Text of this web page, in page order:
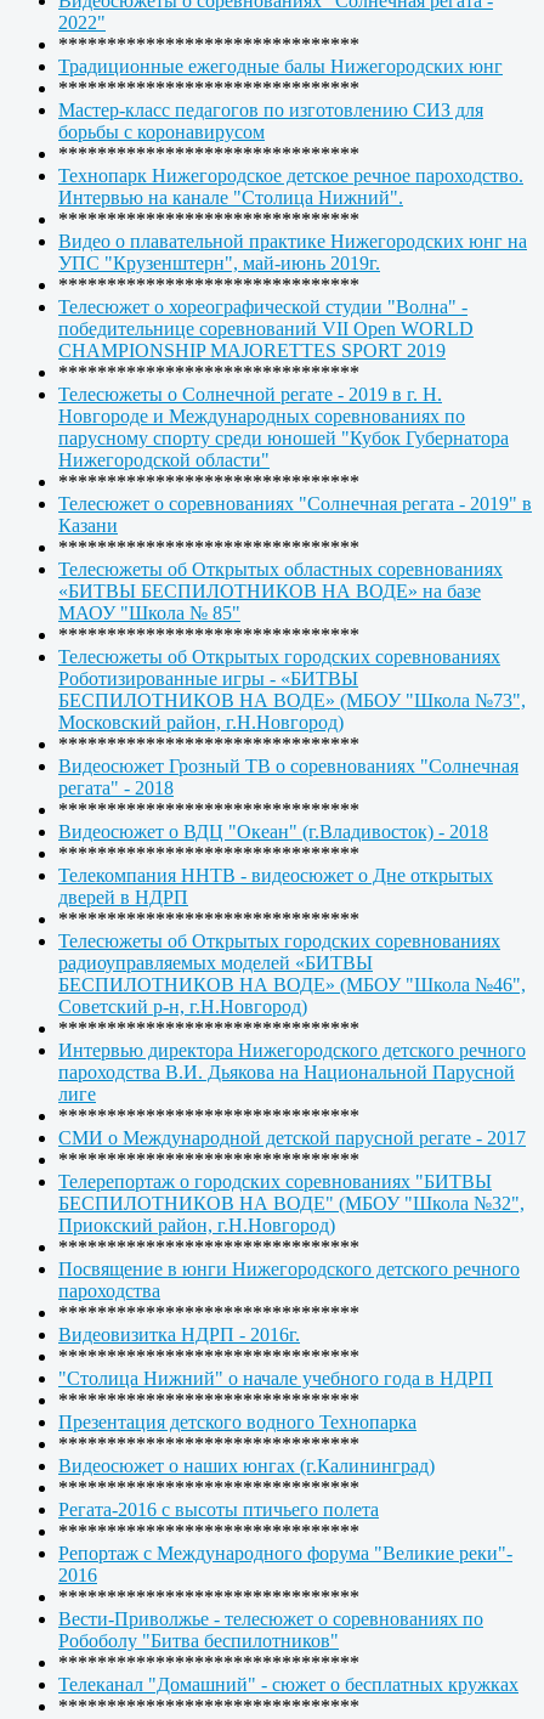
2022"
*******************************
Традиционные ежегодные балы Нижегородских юнг
*******************************
Мастер-класс педагогов по изготовлению СИЗ для
борьбы с коронавирусом
*******************************
Технопарк Нижегородское детское речное пароходство.
Интервью на канале "Столица Нижний".
*******************************
Видео о плавательной практике Нижегородских юнг на
УПС "Крузенштерн", май-июнь 2019г.
*******************************
Телесюжет о хореографической студии "Волна" -
победительнице соревнований VII Open WORLD
CHAMPIONSHIP MAJORETTES SPORT 2019
*******************************
Телесюжеты о Солнечной регате - 2019 в г. Н.
Новгороде и Международных соревнованиях по
парусному спорту среди юношей "Кубок Губернатора
Нижегородской области"
*******************************
Телесюжет о соревнованиях "Солнечная регата - 2019" в
Казани
*******************************
Телесюжеты об Открытых областных соревнованиях
«БИТВЫ БЕСПИЛОТНИКОВ НА ВОДЕ» на базе
МАОУ "Школа № 85"
*******************************
Телесюжеты об Открытых городских соревнованиях
Роботизированные игры - «БИТВЫ
БЕСПИЛОТНИКОВ НА ВОДЕ» (МБОУ "Школа №73",
Московский район, г.Н.Новгород)
*******************************
Видеосюжет Грозный ТВ о соревнованиях "Солнечная
регата" - 2018
*******************************
Видеосюжет о ВДЦ "Океан" (г.Владивосток) - 2018
*******************************
Телекомпания ННТВ - видеосюжет о Дне открытых
дверей в НДРП
*******************************
Телесюжеты об Открытых городских соревнованиях
радиоуправляемых моделей «БИТВЫ
БЕСПИЛОТНИКОВ НА ВОДЕ» (МБОУ "Школа №46",
Советский р-н, г.Н.Новгород)
*******************************
Интервью директора Нижегородского детского речного
пароходства В.И. Дьякова на Национальной Парусной
лиге
*******************************
СМИ о Международной детской парусной регате - 2017
*******************************
Телерепортаж о городских соревнованиях "БИТВЫ
БЕСПИЛОТНИКОВ НА ВОДЕ" (МБОУ "Школа №32",
Приокский район, г.Н.Новгород)
*******************************
Посвящение в юнги Нижегородского детского речного
пароходства
*******************************
Видеовизитка НДРП - 2016г.
*******************************
"Столица Нижний" о начале учебного года в НДРП
*******************************
Презентация детского водного Технопарка
*******************************
Видеосюжет о наших юнгах (г.Калининград)
*******************************
Регата-2016 с высоты птичьего полета
*******************************
Репортаж с Международного форума "Великие реки"-
2016
*******************************
Вести-Приволжье - телесюжет о соревнованиях по
Робоболу "Битва беспилотников"
*******************************
Телеканал "Домашний" - сюжет о бесплатных кружках
*******************************